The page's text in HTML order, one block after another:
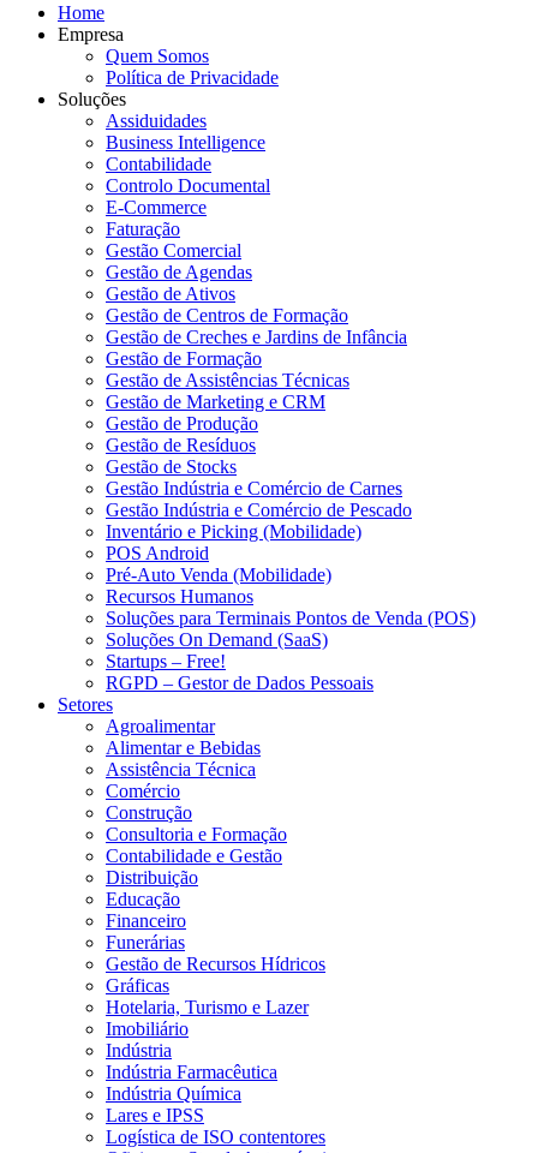
Home
Empresa
Quem Somos
Política de Privacidade
Soluções
Assiduidades
Business Intelligence
Contabilidade
Controlo Documental
E-Commerce
Faturação
Gestão Comercial
Gestão de Agendas
Gestão de Ativos
Gestão de Centros de Formação
Gestão de Creches e Jardins de Infância
Gestão de Formação
Gestão de Assistências Técnicas
Gestão de Marketing e CRM
Gestão de Produção
Gestão de Resíduos
Gestão de Stocks
Gestão Indústria e Comércio de Carnes
Gestão Indústria e Comércio de Pescado
Inventário e Picking (Mobilidade)
POS Android
Pré-Auto Venda (Mobilidade)
Recursos Humanos
Soluções para Terminais Pontos de Venda (POS)
Soluções On Demand (SaaS)
Startups – Free!
RGPD – Gestor de Dados Pessoais
Setores
Agroalimentar
Alimentar e Bebidas
Assistência Técnica
Comércio
Construção
Consultoria e Formação
Contabilidade e Gestão
Distribuição
Educação
Financeiro
Funerárias
Gestão de Recursos Hídricos
Gráficas
Hotelaria, Turismo e Lazer
Imobiliário
Indústria
Indústria Farmacêutica
Indústria Química
Lares e IPSS
Logística de ISO contentores